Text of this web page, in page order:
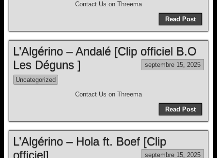
Contact Us on Threema
Read Post
L’Algérino – Andalé [Clip officiel B.O
Les Déguns ]
septembre 15, 2025
Uncategorized
Contact Us on Threema
Read Post
L’Algérino – Hola ft. Boef [Clip
officiel]
septembre 15, 2025